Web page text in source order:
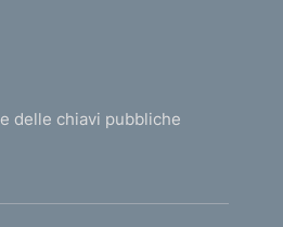
delle chiavi pubbliche